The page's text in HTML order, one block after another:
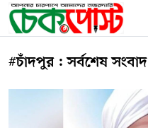
#চাঁদপুর : সর্বশেষ সংবাদ